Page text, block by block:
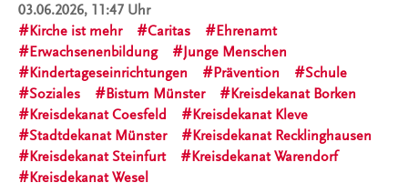
03.06.2026, 11:47 Uhr
Kirche ist mehr
Caritas
Ehrenamt
Erwachsenenbildung
Junge Menschen
Kindertageseinrichtungen
Prävention
Schule
Soziales
Bistum Münster
Kreisdekanat Borken
Kreisdekanat Coesfeld
Kreisdekanat Kleve
Stadtdekanat Münster
Kreisdekanat Recklinghausen
Kreisdekanat Steinfurt
Kreisdekanat Warendorf
Kreisdekanat Wesel